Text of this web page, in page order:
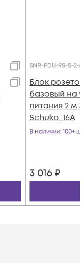
SNR-PDU-9S-S-2-
Блок
базовый на
питания 2 м
Schuko, 16A
В наличии: 100+ шт
3 016 ₽